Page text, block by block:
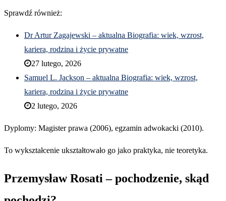
Sprawdź również:
Dr Artur Zagajewski – aktualna Biografia: wiek, wzrost,
kariera, rodzina i życie prywatne
27 lutego, 2026
Samuel L. Jackson – aktualna Biografia: wiek, wzrost,
kariera, rodzina i życie prywatne
2 lutego, 2026
Dyplomy: Magister prawa (2006), egzamin adwokacki (2010).
To wykształcenie ukształtowało go jako praktyka, nie teoretyka.
Przemysław Rosati – pochodzenie, skąd